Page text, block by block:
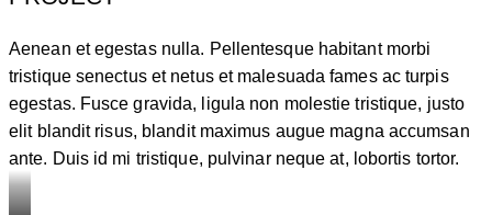
Aenean et egestas nulla. Pellentesque habitant morbi
tristique senectus et netus et malesuada fames ac turpis
egestas. Fusce gravida, ligula non molestie tristique, justo
elit blandit risus, blandit maximus augue magna accumsan
ante. Duis id mi tristique, pulvinar neque at, lobortis tortor.